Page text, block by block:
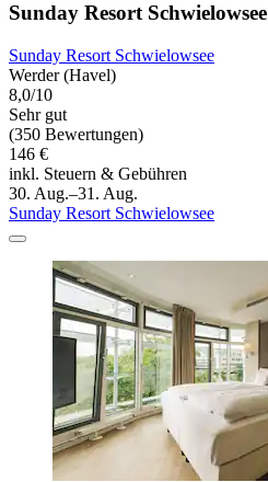
Sunday Resort Schwielowsee
Sunday Resort Schwielowsee
Werder (Havel)
8,0/10
Sehr gut
(350 Bewertungen)
146 €
inkl. Steuern & Gebühren
30. Aug.–31. Aug.
Sunday Resort Schwielowsee